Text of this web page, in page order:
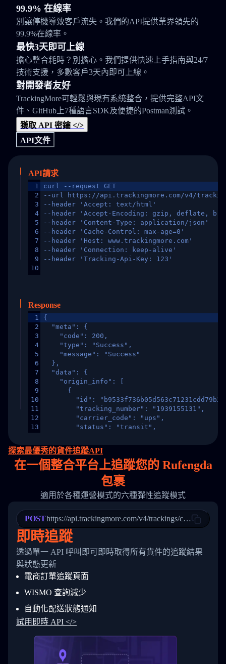
99.9% 在線率
別讓停機導致客戶流失。我們的API提供業界領先的
99.9%在線率。
最快3天即可上線
擔心整合耗時？別擔心。我們提供快速上手指南與24/7
技術支援，多數客戶3天內即可上線。
對開發者友好
TrackingMore可輕鬆與現有系統整合，提供完整API文
件、GitHub上7種語言SDK及便捷的Postman測試。
獲取 API 密鑰 </>
API文件
API請求
1
2
3
4
5
6
7
8
9
10
curl --request GET
--url https://api.trackingmore.com/v4/trackings/
--header 'Accept: text/html'
--header 'Accept-Encoding: gzip, deflate,
--header 'Content-Type: application/json'
--header 'Cache-Control: max-age=0'
--header 'Host: www.trackingmore.com'
--header 'Connection: keep-alive'
--header 'Tracking-Api-Key: 123'
Response
1
2
3
4
5
6
7
8
9
10
11
12
13
15
16
17
22
23
24
25
27
28
29
30
31
33
34
{
  "meta": {
    "code": 200,
    "type": "Success",
    "message": "Success"
  },
  "data": {
    "origin_info": [
      {
"id":
        "tracking_number": "1939155131",
        "carrier_code": "ups",
        "status": "transit",
"destination_country": "United
        "itemTimeLength": 2,
        "weblink": "",
        "phone": null,
        "trackinfo": [
          {
            "Date": "2017-03-08 04: 22: 00",
"StatusDescription": "Departed
"Details": "Departed Facility
          },
          {
            "Date": "2017-03-06 15:28:00",
"StatusDescription": "Shipment
"Details": "BEIJING-
          }
        ]
      }
  }
}
探索最優秀的貨件追蹤API
在一個整合平台上追蹤您的 Rufengda
包裹
適用於各種運營模式的六種彈性追蹤模式
POSThttps://api.trackingmore.com/v4/trackings/create
即時追蹤
透過單一 API 呼叫即可即時取得所有貨件的追蹤結果
與狀態更新
電商訂單追蹤頁面
WISMO 查詢減少
自動化配送狀態通知
試用即時 API </>